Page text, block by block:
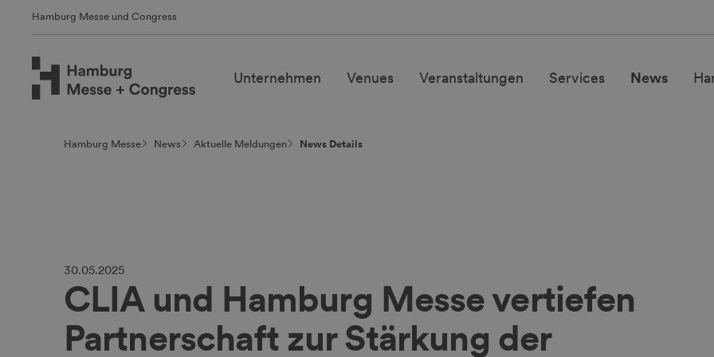
Hamburg Messe und Congress
Unternehmen Venues Veranstaltungen Services News
Hamburg Messe News Aktuelle Meldungen News Details
30.05.2025
CLIA und Hamburg Messe vertiefen
Partnerschaft zur Stärkung der